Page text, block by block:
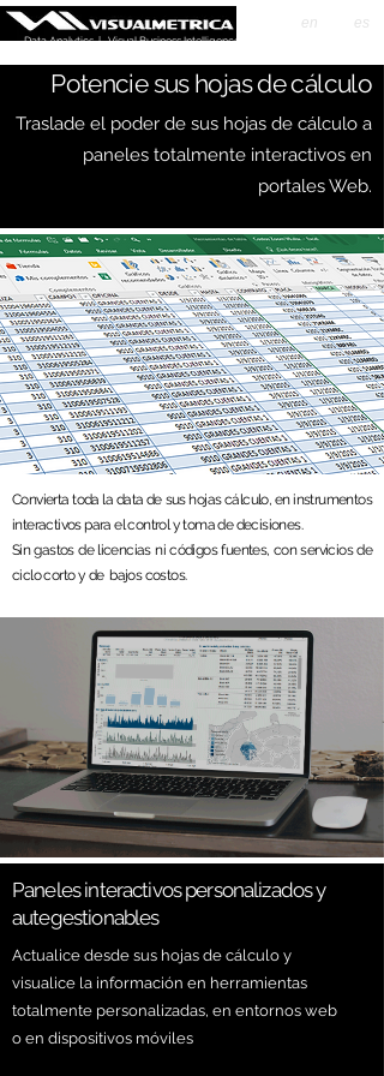
Data Analytics | Visual Business Intelligence
en es
Potencie sus hojas de cálculo
Traslade el poder de sus hojas de cálculo a
paneles totalmente interactivos en
portales Web.
Convierta toda la data de sus hojas cálculo, en instrumentos
interactivos para el control y toma de decisiones.
Sin gastos de licencias ni códigos fuentes, con servicios de
ciclo corto y de bajos costos.
Paneles interactivos personalizados y
autegestionables
Actualice desde sus hojas de cálculo y
visualice la información en herramientas
totalmente personalizadas, en entornos web
o en dispositivos móviles